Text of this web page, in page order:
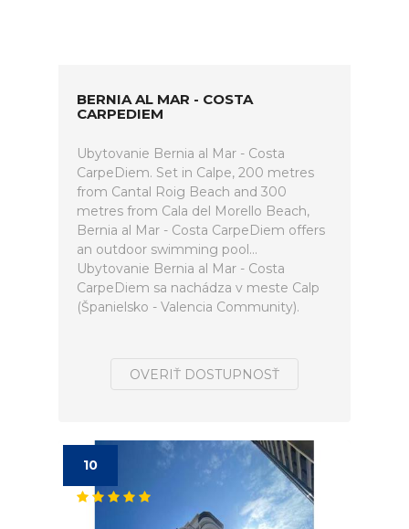
BERNIA AL MAR - COSTA
CARPEDIEM
Ubytovanie Bernia al Mar - Costa
CarpeDiem. Set in Calpe, 200 metres
from Cantal Roig Beach and 300
metres from Cala del Morello Beach,
Bernia al Mar - Costa CarpeDiem offers
an outdoor swimming pool...
Ubytovanie Bernia al Mar - Costa
CarpeDiem sa nachádza v meste Calp
(Španielsko - Valencia Community).
OVERIŤ DOSTUPNOSŤ
10